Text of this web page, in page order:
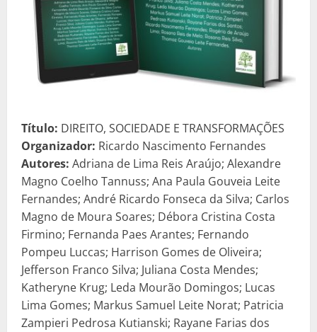
Título: DIREITO, SOCIEDADE E TRANSFORMAÇÕES
Organizador: Ricardo Nascimento Fernandes
Autores: Adriana de Lima Reis Araújo; Alexandre
Magno Coelho Tannuss; Ana Paula Gouveia Leite
Fernandes; André Ricardo Fonseca da Silva; Carlos
Magno de Moura Soares; Débora Cristina Costa
Firmino; Fernanda Paes Arantes; Fernando
Pompeu Luccas; Harrison Gomes de Oliveira;
Jefferson Franco Silva; Juliana Costa Mendes;
Katheryne Krug; Leda Mourão Domingos; Lucas
Lima Gomes; Markus Samuel Leite Norat; Patricia
Zampieri Pedrosa Kutianski; Rayane Farias dos